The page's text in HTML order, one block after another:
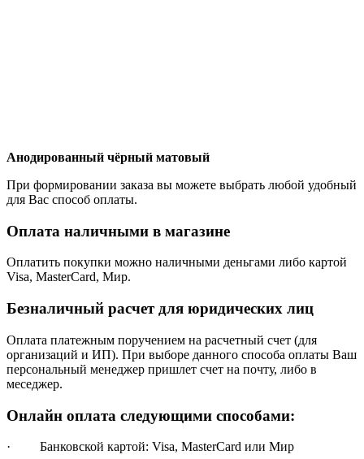
Анодированный чёрный матовый
При формировании заказа вы можете выбрать любой удобный
для Вас способ оплаты.
Оплата наличными в магазине
Оплатить покупки можно наличными деньгами либо картой
Visa, MasterCard, Мир.
Безналичный расчет для юридических лиц
Оплата платежным поручением на расчетный счет (для
организаций и ИП). При выборе данного способа оплаты Ваш
персональный менеджер пришлет счет на почту, либо в
меседжер.
Онлайн оплата следующими способами:
· Банковской картой: Visa, MasterCard или Мир